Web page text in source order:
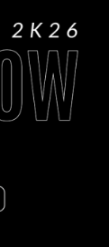
1531-R/1531-Y/1531-G